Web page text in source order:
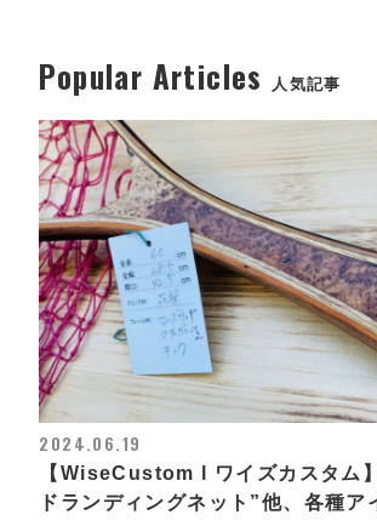
Popular Articles 人気記事
2024.06.19
【WiseCustom l ワイズカスタム
ドランディングネット”他、各種ア